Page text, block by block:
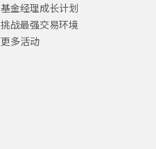
基金经理成长计划
挑战最强交易环境
更多活动